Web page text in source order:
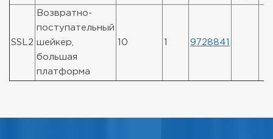
SSL2
Возвратно-
поступательный
шейкер,
большая
платформа
10 1 9728841